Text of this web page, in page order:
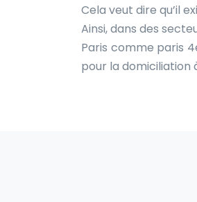
Cela veut dire qu’il
Ainsi, dans des
Paris comme paris
pour la domiciliation